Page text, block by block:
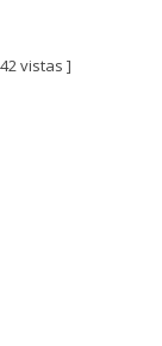
vistas ]